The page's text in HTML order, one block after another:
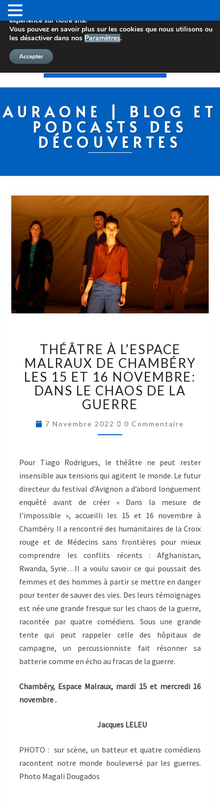
AURAONE | BLOG ET
PODCASTS DES
DÉCOUVERTES
THÉÂTRE À L’ESPACE
MALRAUX DE CHAMBÉRY
LES 15 ET 16 NOVEMBRE:
DANS LE CHAOS DE LA
GUERRE
7 Novembre 2022 0 Commentaire
Pour Tiago Rodrigues, le théâtre ne peut rester
insensible aux tensions qui agitent le monde. Le futur
directeur du festival d’Avignon a d’abord longuement
enquêté avant de créer « Dans la mesure de
l’impossible », accueilli les 15 et 16 novembre à
Chambéry. Il a rencontré des humanitaires de la Croix
rouge et de Médecins sans frontières pour mieux
comprendre les conflits récents : Afghanistan,
Rwanda, Syrie…Il a voulu savoir ce qui poussait des
femmes et des hommes à partir se mettre en danger
pour tenter de sauver des vies. Des leurs témoignages
est née une grande fresque sur les chaos de la guerre,
racontée par quatre comédiens. Sous une grande
tente qui peut rappeler celle des hôpitaux de
campagne, un percussionniste fait résonner sa
batterie comme en écho au fracas de la guerre.
Chambéry, Espace Malraux, mardi 15 et mercredi 16
novembre .
Jacques LELEU
PHOTO : sur scène, un batteur et quatre comédiens
racontent notre monde bouleversé par les guerres.
Photo Magali Dougados
Nous utilisons des cookies pour vous offrir la meilleure
expérience sur notre site.
Vous pouvez en savoir plus sur les cookies que nous utilisons ou
les désactiver dans nos Paramètres.
Accepter